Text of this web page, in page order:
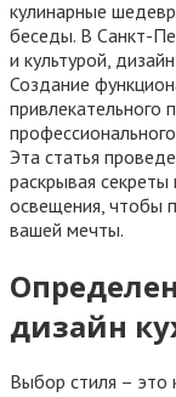
кулинарные
беседы. В Санкт-
и культурой,
Создание
привлекательного
Эта статья
раскрывая
освещения, чтобы
вашей мечты.
дизайн
Выбор стиля – это